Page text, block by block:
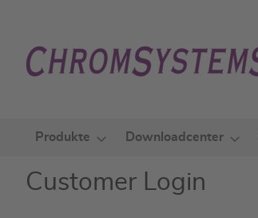
springen
Produkte Downloadcenter
Customer Login